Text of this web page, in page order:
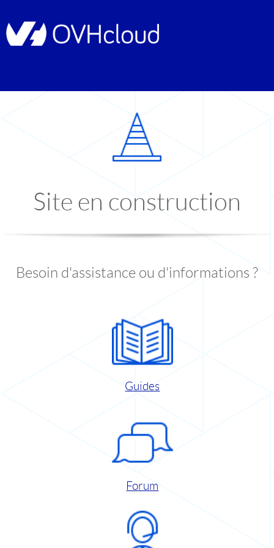
Site en construction
Besoin d'assistance ou d'informations ?
Guides
Forum